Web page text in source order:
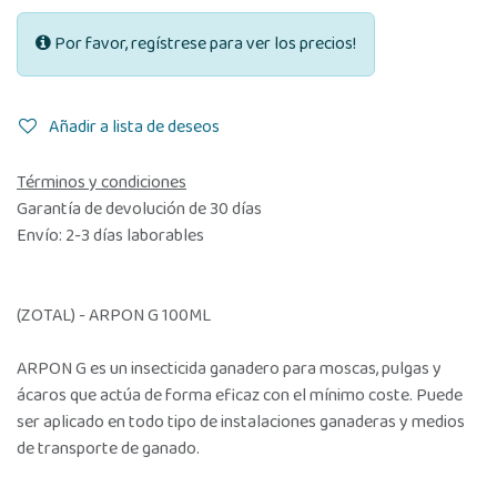
Por favor, regístrese para ver los precios!
Añadir a lista de deseos
Términos y condiciones
Garantía de devolución de 30 días
Envío: 2-3 días laborables
(ZOTAL) - ARPON G 100ML
ARPON G es un insecticida ganadero para moscas, pulgas y
ácaros que actúa de forma eficaz con el mínimo coste. Puede
ser aplicado en todo tipo de instalaciones ganaderas y medios
de transporte de ganado.